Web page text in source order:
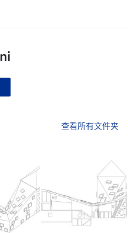
查看所有文件夹